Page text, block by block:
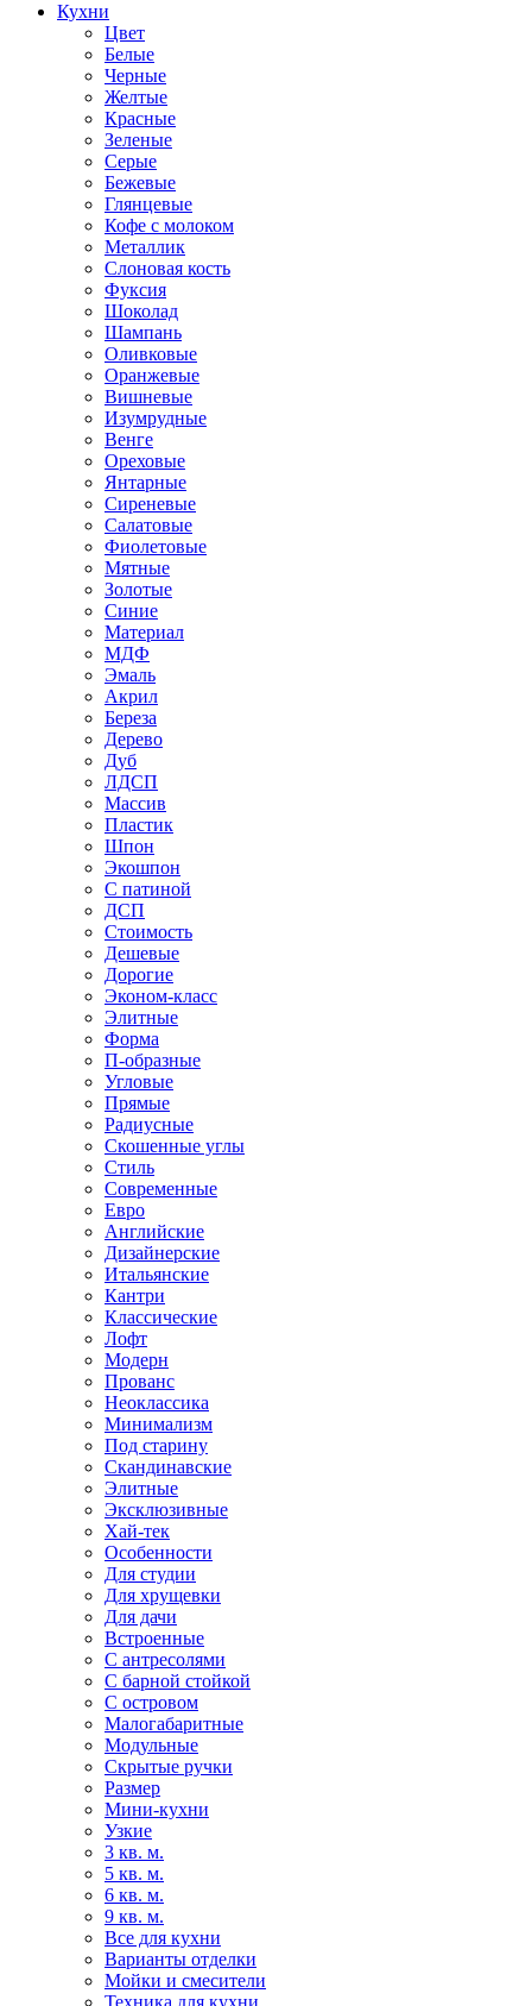
Кухни
Цвет
Белые
Черные
Желтые
Красные
Зеленые
Серые
Бежевые
Глянцевые
Кофе с молоком
Металлик
Слоновая кость
Фуксия
Шоколад
Шампань
Оливковые
Оранжевые
Вишневые
Изумрудные
Венге
Ореховые
Янтарные
Сиреневые
Салатовые
Фиолетовые
Мятные
Золотые
Синие
Материал
МДФ
Эмаль
Акрил
Береза
Дерево
Дуб
ЛДСП
Массив
Пластик
Шпон
Экошпон
С патиной
ДСП
Стоимость
Дешевые
Дорогие
Эконом-класс
Элитные
Форма
П-образные
Угловые
Прямые
Радиусные
Скошенные углы
Стиль
Современные
Евро
Английские
Дизайнерские
Итальянские
Кантри
Классические
Лофт
Модерн
Прованс
Неоклассика
Минимализм
Под старину
Скандинавские
Элитные
Эксклюзивные
Хай-тек
Особенности
Для студии
Для хрущевки
Для дачи
Встроенные
С антресолями
С барной стойкой
С островом
Малогабаритные
Модульные
Скрытые ручки
Размер
Мини-кухни
Узкие
3 кв. м.
5 кв. м.
6 кв. м.
9 кв. м.
Все для кухни
Варианты отделки
Мойки и смесители
Техника для кухни